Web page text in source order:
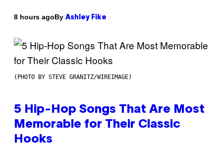
8 hours agoBy Ashley Fike
(PHOTO BY STEVE GRANITZ/WIREIMAGE)
5 Hip-Hop Songs That Are Most
Memorable for Their Classic
Hooks